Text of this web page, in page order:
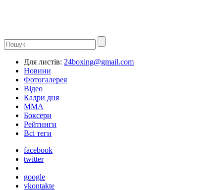
Для листів: 24boxing@gmail.com
Новини
Фотогалерея
Відео
Кадри дня
ММА
Боксери
Рейтинги
Всі теги
facebook
twitter
google
vkontakte